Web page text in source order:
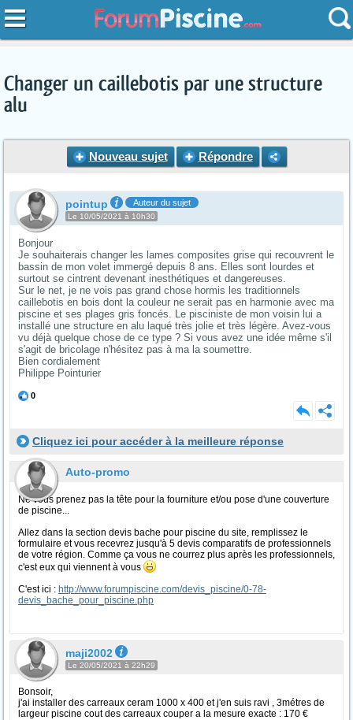
Changer un caillebotis par une structure
alu
Nouveau sujet Répondre
pointup Auteur du sujet
Le 10/05/2021 à 10h30
Bonjour
Je souhaiterais changer les lames composites grise qui recouvrent le
bassin de mon volet immergé depuis 8 ans. Elles sont lourdes et
surtout se cintrent devenant inesthétiques et dangereuses.
Sur le net, je ne vois pas grand chose hormis les traditionnels
caillebotis en bois dont la couleur ne serait pas en harmonie avec ma
piscine et ses plages gris foncés. Le pisciniste de mon voisin lui a
installé une structure en alu laqué très jolie et très légère. Avez-vous
vu déjà quelque chose de ce type ? Si vous avez une idée même s'il
s'agit de bricolage n'hésitez pas à ma la soumettre.
Bien cordialement
Philippe Pointurier
0
Cliquez ici pour accéder à la meilleure réponse
Auto-promo
Ne vous prenez pas la tête pour la fourniture et/ou pose d'une couverture
de piscine...
Allez dans la section devis bache pour piscine du site, remplissez le
formulaire et vous recevrez jusqu'à 5 devis comparatifs de professionnels
de votre région. Comme ça vous ne courrez plus après les professionnels,
c'est eux qui viennent à vous
C'est ici : http://www.forumpiscine.com/devis_piscine/0-78-
devis_bache_pour_piscine.php
maji2002
Le 20/05/2021 à 22h29
Bonsoir,
j'ai installer des carreaux ceram 1000 x 400 et j'en suis ravi , 3métres de
largeur piscine cout des carreaux couper a la mesure exacte : 170 €